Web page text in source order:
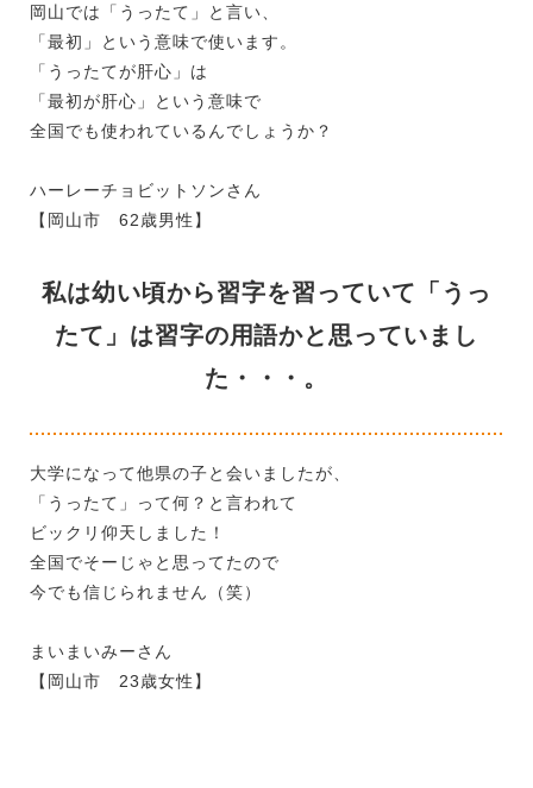
岡山では「うったて」と言い、
「最初」という意味で使います。
「うったてが肝心」は
「最初が肝心」という意味で
全国でも使われているんでしょうか？
ハーレーチョビットソンさん
【岡山市 62歳男性】
私は幼い頃から習字を習っていて「うっ
たて」は習字の用語かと思っていまし
た・・・。
大学になって他県の子と会いましたが、
「うったて」って何？と言われて
ビックリ仰天しました！
全国でそーじゃと思ってたので
今でも信じられません（笑）
まいまいみーさん
【岡山市 23歳女性】